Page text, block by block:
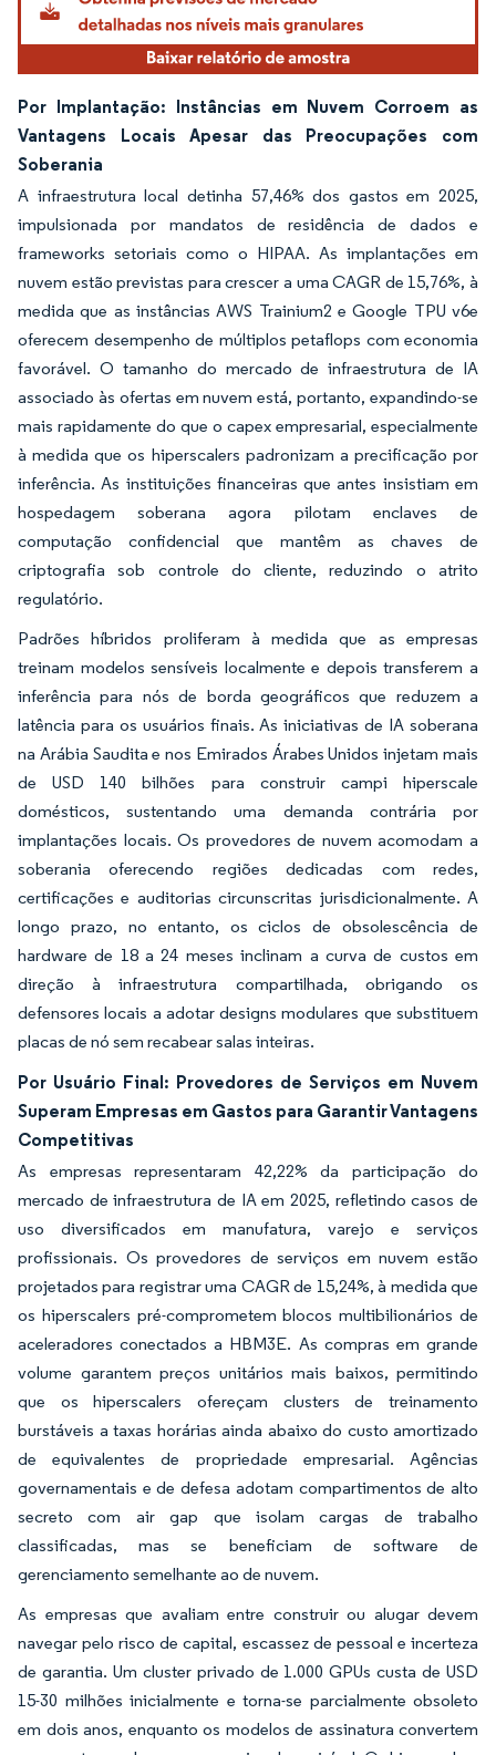
Por Implantação: Instâncias em Nuvem Corroem as
Vantagens Locais Apesar das Preocupações com
Soberania
A infraestrutura local detinha 57,46% dos gastos em 2025,
impulsionada por mandatos de residência de dados e
frameworks setoriais como o HIPAA. As implantações em
nuvem estão previstas para crescer a uma CAGR de 15,76%, à
medida que as instâncias AWS Trainium2 e Google TPU v6e
oferecem desempenho de múltiplos petaflops com economia
favorável. O tamanho do mercado de infraestrutura de IA
associado às ofertas em nuvem está, portanto, expandindo-se
mais rapidamente do que o capex empresarial, especialmente
à medida que os hiperscalers padronizam a precificação por
inferência. As instituições financeiras que antes insistiam em
hospedagem soberana agora pilotam enclaves de
computação confidencial que mantêm as chaves de
criptografia sob controle do cliente, reduzindo o atrito
regulatório.
Padrões híbridos proliferam à medida que as empresas
treinam modelos sensíveis localmente e depois transferem a
inferência para nós de borda geográficos que reduzem a
latência para os usuários finais. As iniciativas de IA soberana
na Arábia Saudita e nos Emirados Árabes Unidos injetam mais
de USD 140 bilhões para construir campi hiperscale
domésticos, sustentando uma demanda contrária por
implantações locais. Os provedores de nuvem acomodam a
soberania oferecendo regiões dedicadas com redes,
certificações e auditorias circunscritas jurisdicionalmente. A
longo prazo, no entanto, os ciclos de obsolescência de
hardware de 18 a 24 meses inclinam a curva de custos em
direção à infraestrutura compartilhada, obrigando os
defensores locais a adotar designs modulares que substituem
placas de nó sem recabear salas inteiras.
Por Usuário Final: Provedores de Serviços em Nuvem
Superam Empresas em Gastos para Garantir Vantagens
Competitivas
As empresas representaram 42,22% da participação do
mercado de infraestrutura de IA em 2025, refletindo casos de
uso diversificados em manufatura, varejo e serviços
profissionais. Os provedores de serviços em nuvem estão
projetados para registrar uma CAGR de 15,24%, à medida que
os hiperscalers pré-comprometem blocos multibilionários de
aceleradores conectados a HBM3E. As compras em grande
volume garantem preços unitários mais baixos, permitindo
que os hiperscalers ofereçam clusters de treinamento
burstáveis a taxas horárias ainda abaixo do custo amortizado
de equivalentes de propriedade empresarial. Agências
governamentais e de defesa adotam compartimentos de alto
secreto com air gap que isolam cargas de trabalho
classificadas, mas se beneficiam de software de
gerenciamento semelhante ao de nuvem.
As empresas que avaliam entre construir ou alugar devem
navegar pelo risco de capital, escassez de pessoal e incerteza
de garantia. Um cluster privado de 1.000 GPUs custa de USD
15-30 milhões inicialmente e torna-se parcialmente obsoleto
em dois anos, enquanto os modelos de assinatura convertem